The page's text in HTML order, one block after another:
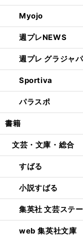
Myojo
週プレNEWS
週プレ グラジャ
Sportiva
パラスポ
書籍
文芸・文庫・総合
すばる
小説すばる
集英社 文芸ステ
web 集英社文庫